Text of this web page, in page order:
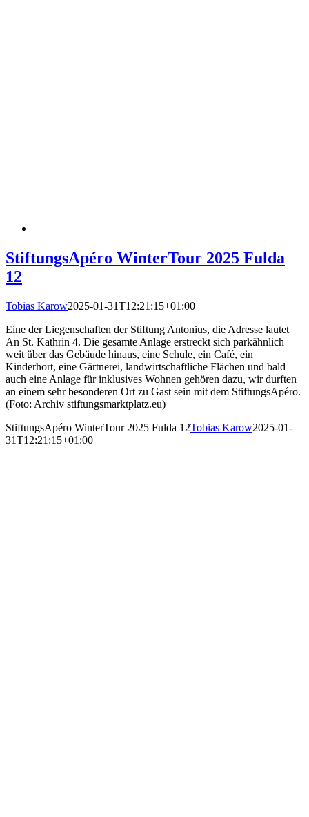
StiftungsApéro WinterTour 2025 Fulda
12
Tobias Karow2025-01-31T12:21:15+01:00
Eine der Liegenschaften der Stiftung Antonius, die Adresse lautet
An St. Kathrin 4. Die gesamte Anlage erstreckt sich parkähnlich
weit über das Gebäude hinaus, eine Schule, ein Café, ein
Kinderhort, eine Gärtnerei, landwirtschaftliche Flächen und bald
auch eine Anlage für inklusives Wohnen gehören dazu, wir durften
an einem sehr besonderen Ort zu Gast sein mit dem StiftungsApéro.
(Foto: Archiv stiftungsmarktplatz.eu)
StiftungsApéro WinterTour 2025 Fulda 12Tobias Karow2025-01-
31T12:21:15+01:00